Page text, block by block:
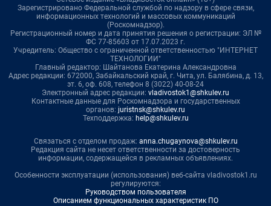
Зарегистрировано Федеральной службой по надзору в сфере связи,
информационных технологий и массовых коммуникаций
(Роскомнадзор).
Регистрационный номер и дата принятия решения о регистрации: ЭЛ №
ФС 77-85603 от 17.07.2023 г.
Учредитель: Общество с ограниченной ответственностью "ИНТЕРНЕТ
ТЕХНОЛОГИИ"
Главный редактор: Шайтанова Екатерина Александровна
Адрес редакции: 672000, Забайкальский край, г. Чита, ул. Балябина, д. 13,
эт. 6, оф. 608, телефон 8 (3022) 40-08-24
Электронный адрес редакции: vladivostok1@shkulev.ru
Контактные данные для Роскомнадзора и государственных
органов: juristnsk@shkulev.ru
Техподдержка: help@shkulev.ru
Связаться с отделом продаж: anna.chugaynova@shkulev.ru
Редакция сайта не несет ответственности за достоверность
информации, содержащейся в рекламных объявлениях.
Особенности эксплуатации (использования) веб-сайта vladivostok1.ru
регулируются:
Руководством пользователя
Описанием функциональных характеристик ПО